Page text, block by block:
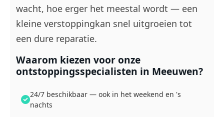
wacht, hoe erger het meestal wordt — een
kleine verstoppingkan snel uitgroeien tot
een dure reparatie.
Waarom kiezen voor onze
ontstoppingsspecialisten in Meeuwen?
24/7 beschikbaar — ook in het weekend en 's
nachts